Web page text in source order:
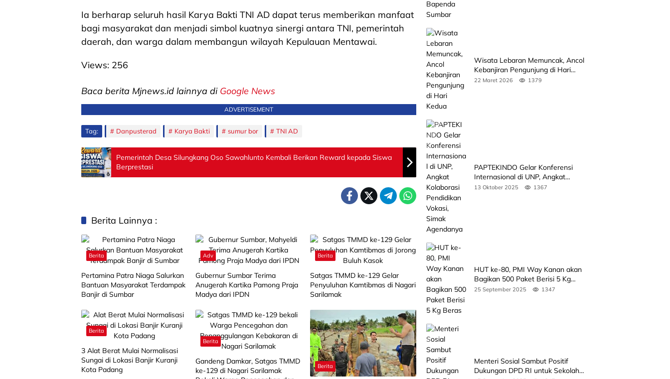
Ia berharap seluruh hasil Karya Bakti TNI AD dapat terus memberikan manfaat
bagi masyarakat dan menjadi simbol kuatnya sinergi antara TNI, pemerintah
daerah, dan warga dalam membangun wilayah Kepulauan Mentawai.
Views: 256
Baca berita Mjnews.id lainnya di Google News
ADVERTISEMENT
Tag: Danpusterad Karya Bakti sumur bor TNI AD
Pemerintah Desa Silungkang Oso Sawahlunto Kembali Berikan Reward kepada Siswa
Berprestasi
Berita Lainnya :
Berita
Pertamina Patra Niaga Salurkan
Bantuan Masyarakat Terdampak
Banjir di Sumbar
Adv
Gubernur Sumbar Terima
Anugerah Kartika Pamong Praja
Madya dari IPDN
Berita
Satgas TMMD ke-129 Gelar
Penyuluhan Kamtibmas di Nagari
Sarilamak
Berita
3 Alat Berat Mulai Normalisasi
Sungai di Lokasi Banjir Kuranji
Kota Padang
Berita
Gandeng Damkar, Satgas TMMD
ke-129 di Nagari Sarilamak
Berita
Wisata Lebaran Memuncak, Ancol
Kebanjiran Pengunjung di Hari
Kedua
22 Maret 2026 1379
PAPTEKINDO Gelar Konferensi
Internasional di UNP, Angkat
Kolaborasi Pendidikan Vokasi,
13 Oktober 2025 1367
HUT ke-80, PMI Way Kanan akan
Bagikan 500 Paket Berisi 5 Kg
Beras
25 September 2025 1347
Menteri Sosial Sambut Positif
Dukungan DPD RI untuk Sekolah